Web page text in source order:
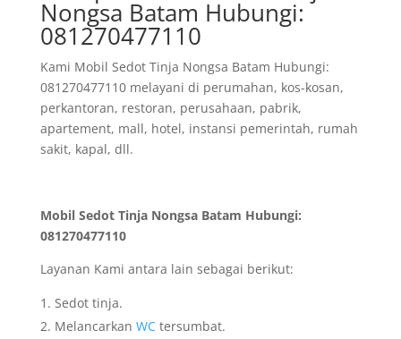
Nongsa Batam Hubungi:
081270477110
Kami Mobil Sedot Tinja Nongsa Batam Hubungi:
081270477110 melayani di perumahan, kos-kosan,
perkantoran, restoran, perusahaan, pabrik,
apartement, mall, hotel, instansi pemerintah, rumah
sakit, kapal, dll.
Mobil Sedot Tinja Nongsa Batam Hubungi:
081270477110
Layanan Kami antara lain sebagai berikut:
Sedot tinja.
Melancarkan WCtersumbat.